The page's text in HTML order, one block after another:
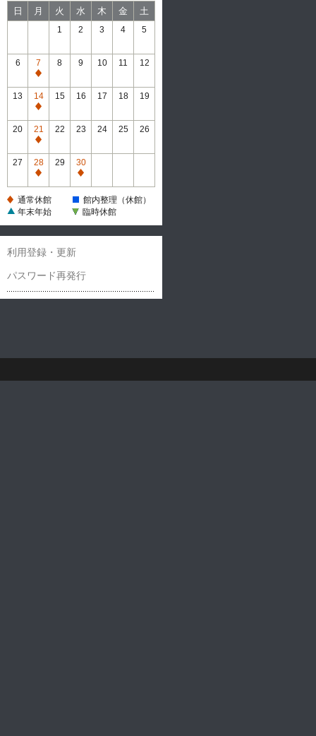
館
日 月 火 水 木 金 土
1 2 3 4 5
6
7
通
常
休
館
8 9 10 11 12
13
14
通
常
休
館
15 16 17 18 19
20
21
通
常
休
館
22 23 24 25 26
27
28
通
休
29
30
通
休
通常休館
館内整理（休館）
年末年始
臨時休館
利用登録・更新
パスワード再発行